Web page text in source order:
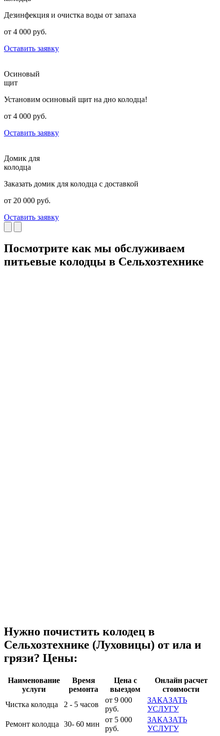
Дезинфекция и очистка воды от запаха
от 4 000 руб.
Оставить заявку
Осиновый
щит
Установим осиновый щит на дно колодца!
от 4 000 руб.
Оставить заявку
Домик для
колодца
Заказать домик для колодца с доставкой
от 20 000 руб.
Оставить заявку
Посмотрите как мы обслуживаем
питьевые колодцы в Сельхозтехнике
Нужно почистить колодец в
Сельхозтехнике (Луховицы) от ила и
грязи? Цены:
Наименование
услуги
Время
ремонта
Цена с
выездом
Онлайн расчет
стоимости
Чистка колодца
2 - 5 часов
от 9 000
руб.
ЗАКАЗАТЬ
УСЛУГУ
Ремонт колодца
30- 60 мин
от 5 000
руб.
ЗАКАЗАТЬ
УСЛУГУ